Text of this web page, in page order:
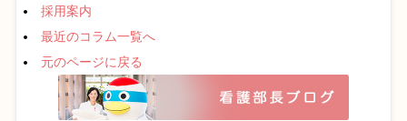
採用案内
最近のコラム一覧へ
元のページに戻る